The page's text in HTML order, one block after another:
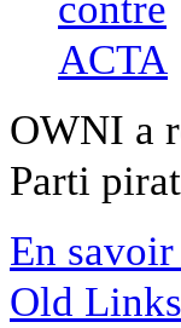
OWNI a
Parti
En
Old Links